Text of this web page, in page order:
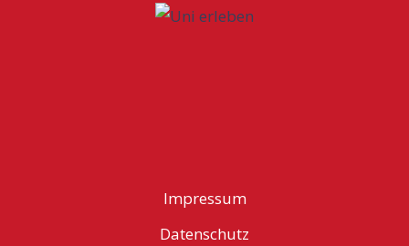
Impressum
Datenschutz